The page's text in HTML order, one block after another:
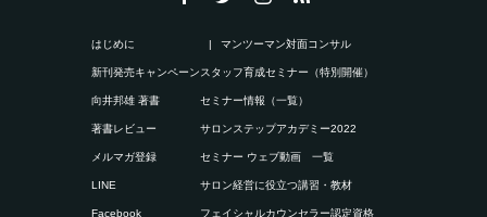
はじめに
新刊発売キャンペーン
向井邦雄 著書
著書レビュー
メルマガ登録
LINE
Facebook
マンツーマン対面コンサル
スタッフ育成セミナー（特別開催）
セミナー情報（一覧）
サロンステップアカデミー2022
セミナー ウェブ動画 一覧
サロン経営に役立つ講習・教材
フェイシャルカウンセラー認定資格